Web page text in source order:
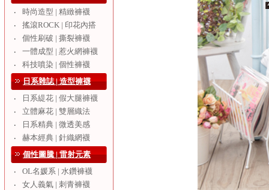
‧
時尚造型 | 精緻褲襪
‧
搖滾ROCK | 印花內搭
‧
個性刷破 | 撕裂褲襪
‧
一體成型 | 惹火網褲襪
‧
科技噴染 | 個性褲襪
日系雜誌 | 造型褲襪
‧
日系緹花 | 假大腿褲襪
‧
立體麻花 | 雙層織法
‧
日系精典 | 微透美感
‧
赫本經典 | 針織網襪
個性圖騰 | 雷射元素
‧
OL名媛系 | 水鑽褲襪
‧
女人義氣 | 刺青褲襪